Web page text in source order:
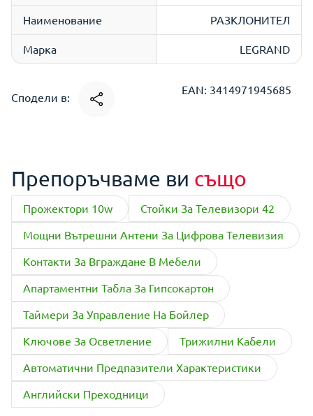
Наименование РАЗКЛОНИТЕЛ
Марка LEGRAND
Сподели в:
EAN: 3414971945685
Препоръчваме ви също
Прожектори 10w
Стойки За Телевизори 42
Мощни Вътрешни Антени За Цифрова Телевизия
Контакти За Вграждане В Мебели
Апартаментни Табла За Гипсокартон
Таймери За Управление На Бойлер
Ключове За Осветление
Трижилни Кабели
Автоматични Предпазители Характеристики
Английски Преходници